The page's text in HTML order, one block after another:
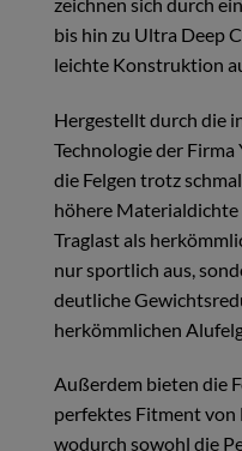
bis hin zu Ultra Deep
leichte Konstruktion
Hergestellt durch die
Technologie der
die Felgen trotz
höhere Materialdichte
Traglast als
nur sportlich aus,
deutliche
herkömmlichen
Außerdem bieten die
perfektes Fitment
wodurch sowohl die